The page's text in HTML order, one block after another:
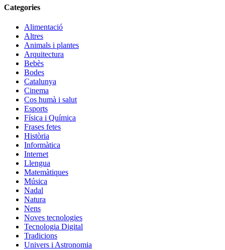
Categories
Alimentació
Altres
Animals i plantes
Arquitectura
Bebès
Bodes
Catalunya
Cinema
Cos humà i salut
Esports
Física i Química
Frases fetes
Història
Informàtica
Internet
Llengua
Matemàtiques
Música
Nadal
Natura
Nens
Noves tecnologies
Tecnologia Digital
Tradicions
Univers i Astronomia